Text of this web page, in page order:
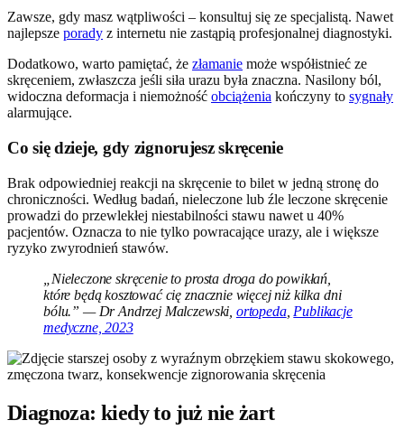
Zawsze, gdy masz wątpliwości – konsultuj się ze specjalistą. Nawet
najlepsze porady z internetu nie zastąpią profesjonalnej diagnostyki.
Dodatkowo, warto pamiętać, że złamanie może współistnieć ze
skręceniem, zwłaszcza jeśli siła urazu była znaczna. Nasilony ból,
widoczna deformacja i niemożność obciążenia kończyny to sygnały
alarmujące.
Co się dzieje, gdy zignorujesz skręcenie
Brak odpowiedniej reakcji na skręcenie to bilet w jedną stronę do
chroniczności. Według badań, nieleczone lub źle leczone skręcenie
prowadzi do przewlekłej niestabilności stawu nawet u 40%
pacjentów. Oznacza to nie tylko powracające urazy, ale i większe
ryzyko zwyrodnień stawów.
„Nieleczone skręcenie to prosta droga do powikłań,
które będą kosztować cię znacznie więcej niż kilka dni
bólu.” — Dr Andrzej Malczewski, ortopeda, Publikacje
medyczne, 2023
Diagnoza: kiedy to już nie żart